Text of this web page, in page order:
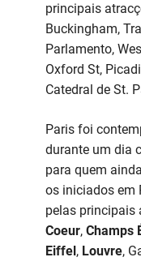
principais
Buckingham,
Parlamento,
Oxford St,
Catedral de St.
Paris foi
durante um dia
para quem
os iniciados em
pelas principais
Coeur, Champs
Eiffel, Louvre,